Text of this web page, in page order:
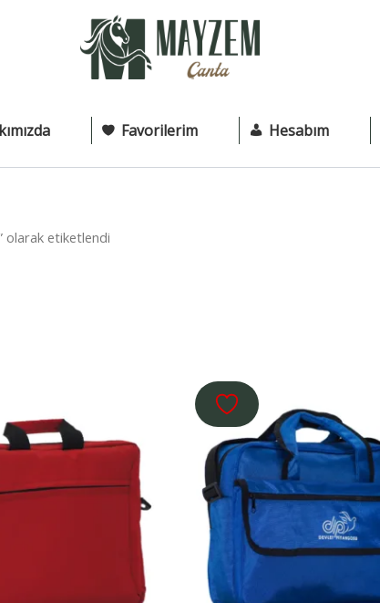
Favorilerim Hesabım
olarak etiketlendi